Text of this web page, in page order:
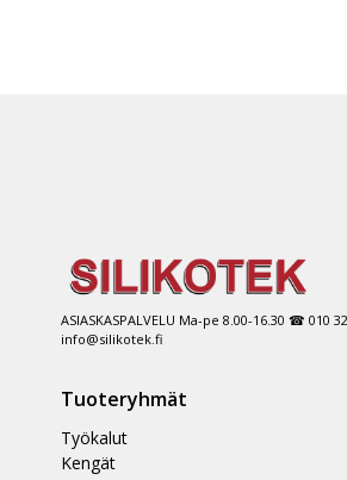
ASIASKASPALVELU Ma-pe 8.00-16.30 ☎ 010
info@silikotek.fi
Tuoteryhmät
Työkalut
Kengät